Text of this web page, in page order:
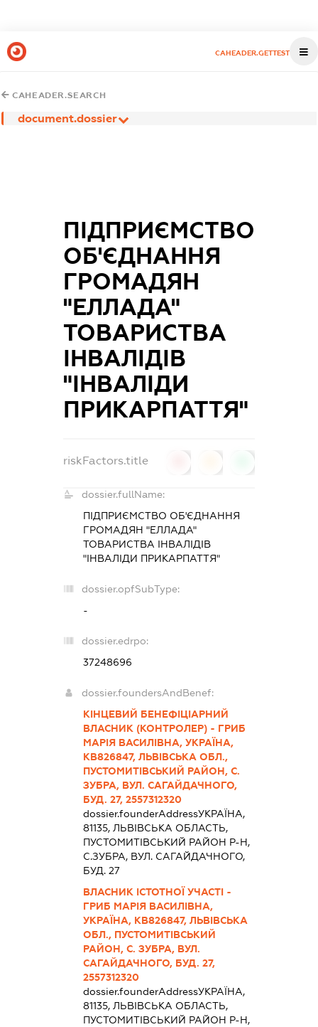
CAHEADER.GETTEST
CAHEADER.SEARCH
document.dossier
ПІДПРИЄМСТВО
ОБ'ЄДНАННЯ
ГРОМАДЯН
"ЕЛЛАДА"
ТОВАРИСТВА
ІНВАЛІДІВ
"ІНВАЛІДИ
ПРИКАРПАТТЯ"
riskFactors.title
dossier.fullName:
ПІДПРИЄМСТВО ОБ'ЄДНАННЯ
ГРОМАДЯН "ЕЛЛАДА"
ТОВАРИСТВА ІНВАЛІДІВ
"ІНВАЛІДИ ПРИКАРПАТТЯ"
dossier.opfSubType:
-
dossier.edrpo:
37248696
dossier.foundersAndBenef:
КІНЦЕВИЙ БЕНЕФІЦІАРНИЙ
ВЛАСНИК (КОНТРОЛЕР) - ГРИБ
МАРІЯ ВАСИЛІВНА, УКРАЇНА,
КВ826847, ЛЬВІВСЬКА ОБЛ.,
ПУСТОМИТІВСЬКИЙ РАЙОН, С.
ЗУБРА, ВУЛ. САГАЙДАЧНОГО,
БУД. 27, 2557312320
dossier.founderAddressУКРАЇНА,
81135, ЛЬВIВСЬКА ОБЛАСТЬ,
ПУСТОМИТIВСЬКИЙ РАЙОН Р-Н,
С.ЗУБРА, ВУЛ. САГАЙДАЧНОГО,
БУД. 27
ВЛАСНИК ІСТОТНОЇ УЧАСТІ -
ГРИБ МАРІЯ ВАСИЛІВНА,
УКРАЇНА, КВ826847, ЛЬВІВСЬКА
ОБЛ., ПУСТОМИТІВСЬКИЙ
РАЙОН, С. ЗУБРА, ВУЛ.
САГАЙДАЧНОГО, БУД. 27,
2557312320
dossier.founderAddressУКРАЇНА,
81135, ЛЬВIВСЬКА ОБЛАСТЬ,
ПУСТОМИТIВСЬКИЙ РАЙОН Р-Н,